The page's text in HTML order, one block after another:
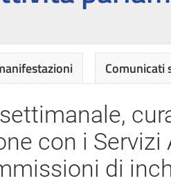
Comunicati
con i
di